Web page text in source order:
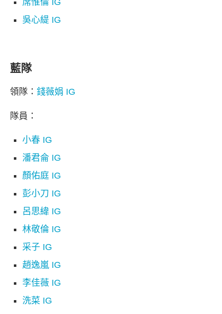
席惟倫 IG
吳心緹 IG
藍隊
領隊： 錢薇娟 IG
隊員：
小春 IG
潘君侖 IG
顏佑庭 IG
彭小刀 IG
呂思緯 IG
林敬倫 IG
采子 IG
趙逸嵐 IG
李佳薇 IG
洗菜 IG